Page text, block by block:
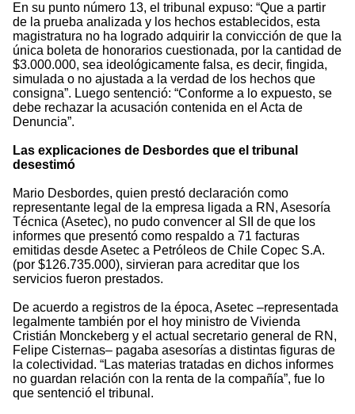
En su punto número 13, el tribunal expuso: “Que a partir
de la prueba analizada y los hechos establecidos, esta
magistratura no ha logrado adquirir la convicción de que la
única boleta de honorarios cuestionada, por la cantidad de
$3.000.000, sea ideológicamente falsa, es decir, fingida,
simulada o no ajustada a la verdad de los hechos que
consigna”. Luego sentenció: “Conforme a lo expuesto, se
debe rechazar la acusación contenida en el Acta de
Denuncia”.
Las explicaciones de Desbordes que el tribunal
desestimó
Mario Desbordes, quien prestó declaración como
representante legal de la empresa ligada a RN, Asesoría
Técnica (Asetec), no pudo convencer al SII de que los
informes que presentó como respaldo a 71 facturas
emitidas desde Asetec a Petróleos de Chile Copec S.A.
(por $126.735.000), sirvieran para acreditar que los
servicios fueron prestados.
De acuerdo a registros de la época, Asetec –representada
legalmente también por el hoy ministro de Vivienda
Cristián Monckeberg y el actual secretario general de RN,
Felipe Cisternas– pagaba asesorías a distintas figuras de
la colectividad. “Las materias tratadas en dichos informes
no guardan relación con la renta de la compañía”, fue lo
que sentenció el tribunal.